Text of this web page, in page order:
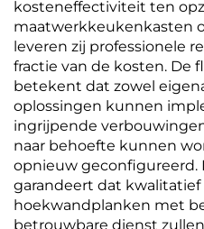
kosteneffectiviteit ten
maatwerkkeukenkasten
leveren zij professionele
fractie van de kosten. De
betekent dat zowel
oplossingen kunnen
ingrijpende
naar behoefte kunnen
opnieuw geconfigureerd.
garandeert dat
hoekwandplanken met
betrouwbare dienst